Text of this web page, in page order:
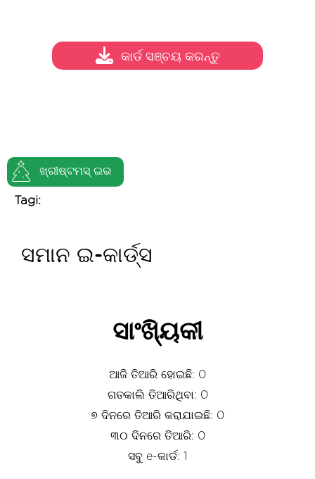
ଖ୍ରୀଷ୍ଟମସ୍ ଇଭ
Tagi:
କାର୍ଡ ସଞ୍ଚୟ କରନ୍ତୁ
ସମାନ ଇ-କାର୍ଡ୍ସ
ସାଂଖ୍ୟିକୀ
ଆଜି ତିଆରି ହୋଇଛି: 0
ଗତକାଲି ତିଆରିଥିବା: 0
୭ ଦିନରେ ତିଆରି କରାଯାଇଛି: 0
୩୦ ଦିନରେ ତିଆରି: 0
ସବୁ e-କାର୍ଡ: 1